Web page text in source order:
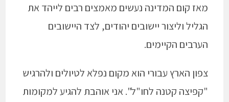
מאז קום המדינה נעשים מאמצים רבים לייהד את
הגליל וליצור יישובים יהודים, לצד היישובים
הערבים הקיימים.
צפון הארץ עבורי הוא מקום נפלא לטיולים ולהרגיש
"קפיצה קטנה לחו"ל". אני אוהבת להגיע למקומות